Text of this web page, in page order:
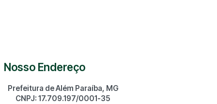
Nosso Endereço
Prefeitura de Além Paraíba, MG
CNPJ: 17.709.197/0001-35